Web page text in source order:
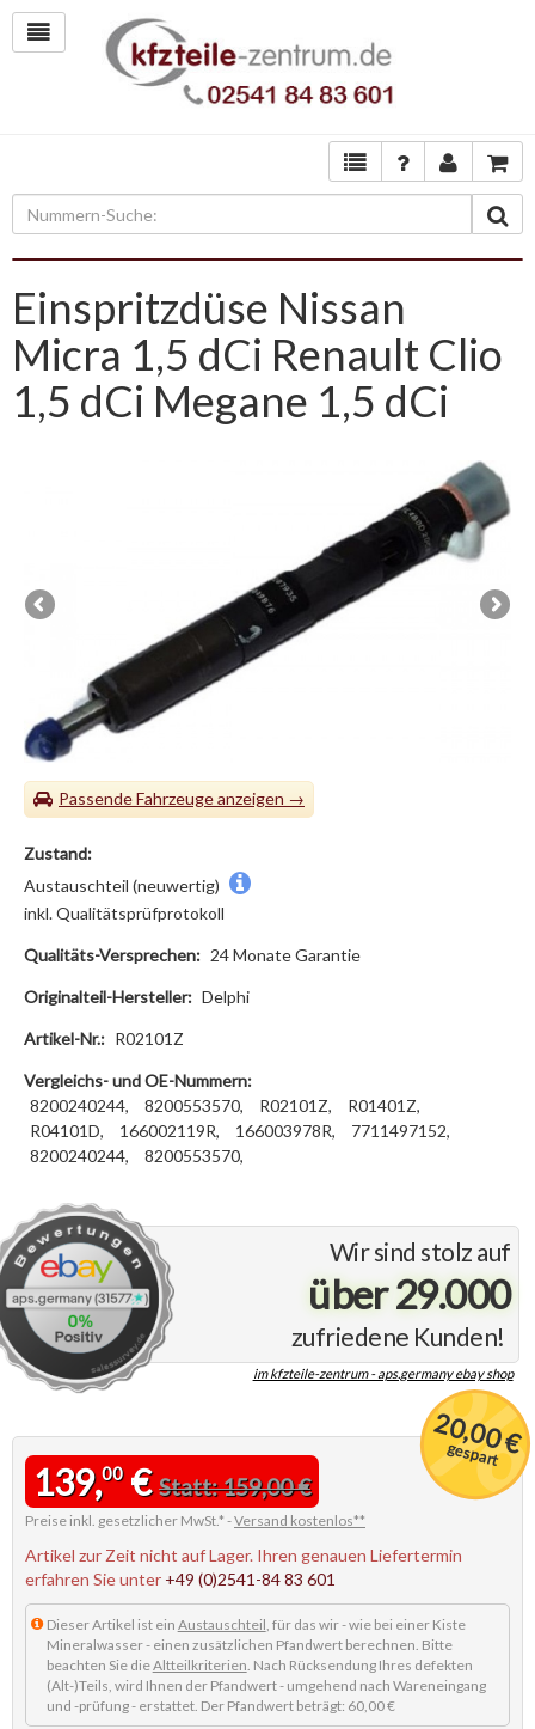
Einspritzdüse Nissan
Micra 1,5 dCi Renault Clio
1,5 dCi Megane 1,5 dCi
Passende Fahrzeuge
Wir sind stolz auf
über 29.000
zufriedene Kunden!
im kfzteile-zentrum - aps.germany ebay shop
Zustand:
Austauschteil (neuwertig)
inkl. Qualitätsprüfprotokoll
Qualitäts-Versprechen: 24 Monate Garantie
Originalteil-Hersteller: Delphi
Artikel-Nr.: R02101Z
Vergleichs- und OE-Nummern:
8200240244,
8200553570, R02101Z,
­R01401Z,
R04101D,
166002119R, 166003978R,
7711497152,
8200240244,
8200553570,
20,00 €
gespart
139,00€Statt: 159,00 €
Preise inkl. gesetzlicher MwSt.* -Versand kostenlos**
Artikel zur Zeit nicht auf Lager. Ihren genauen Liefertermin
erfahren Sie unter +49 (0)2541-84 83 601
Dieser Artikel ist ein Austauschteil , für das wir - wie bei einer Kiste
Mineralwasser - einen zusätzlichen Pfandwert berechnen. Bitte
beachten Sie dieAltteilkriterien . Nach Rücksendung Ihres defekten
(Alt-)Teils, wird Ihnen der Pfandwert - umgehend nach Wareneingang
und -prüfung - erstattet. Der Pfandwert beträgt: 60,00 €